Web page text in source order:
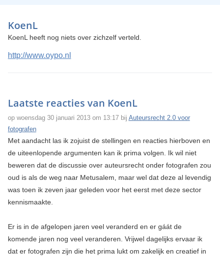
KoenL
KoenL heeft nog niets over zichzelf verteld.
http://www.oypo.nl
Laatste reacties van KoenL
op woensdag 30 januari 2013 om 13:17 bij Auteursrecht 2.0 voor
fotografen
Met aandacht las ik zojuist de stellingen en reacties hierboven en
de uiteenlopende argumenten kan ik prima volgen. Ik wil niet
beweren dat de discussie over auteursrecht onder fotografen zou
oud is als de weg naar Metusalem, maar wel dat deze al levendig
was toen ik zeven jaar geleden voor het eerst met deze sector
kennismaakte.
Er is in de afgelopen jaren veel veranderd en er gáát de
komende jaren nog veel veranderen. Vrijwel dagelijks ervaar ik
dat er fotografen zijn die het prima lukt om zakelijk en creatief in